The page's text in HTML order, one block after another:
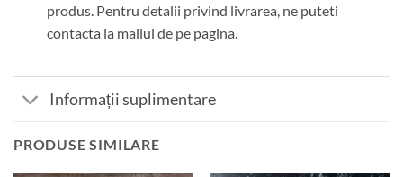
produs. Pentru detalii privind livrarea, ne puteti
contacta la mailul de pe pagina.
Informații suplimentare
PRODUSE SIMILARE